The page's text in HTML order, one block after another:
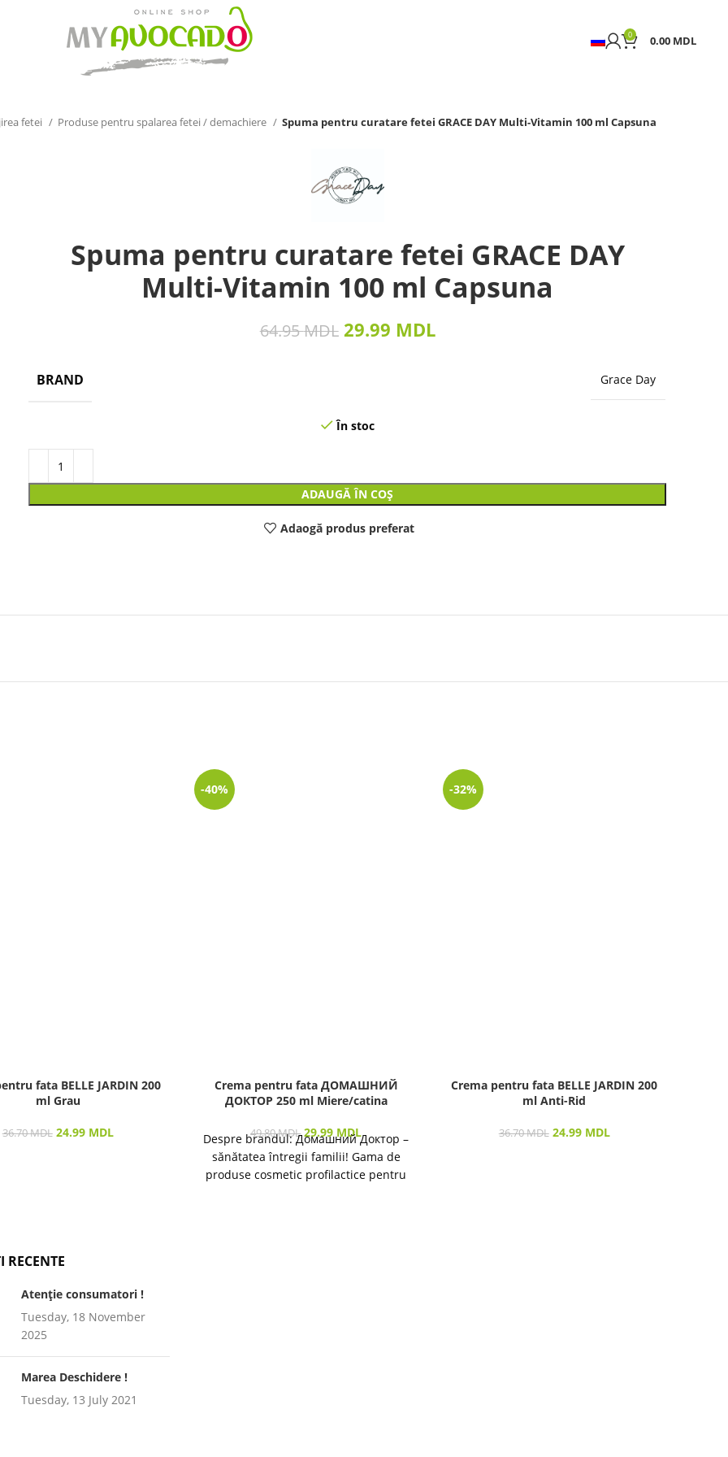
0 0.00 MDL
fetei Produse pentru spalarea fetei / demachiere Spuma pentru curatare fetei GRACE DAY Multi-Vitamin 100 ml Capsuna
Spuma pentru curatare fetei GRACE DAY
Multi-Vitamin 100 ml Capsuna
64.95MDL 29.99 MDL
BRAND Grace Day
În stoc
ADAUGĂ ÎN COȘ
Adaogă produs preferat
fata BELLE JARDIN 200
ml Grau
36.70MDL 24.99 MDL
-40%
Crema pentru fata ДОМАШНИЙ
ДОКТОР 250 ml Miere/catina
49.80MDL 29.99 MDL
Despre brandul: Домашний Доктор –
sănătatea întregii familii! Gama de
produse cosmetic profilactice pentru
-32%
Crema pentru fata BELLE JARDIN 200
ml Anti-Rid
36.70MDL 24.99 MDL
RECENTE
Atenție consumatori !
Tuesday, 18 November
2025
Marea Deschidere !
Tuesday, 13 July 2021